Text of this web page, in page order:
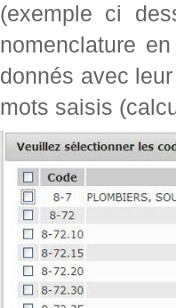
(exemple ci
nomenclature
donnés avec
mots saisis